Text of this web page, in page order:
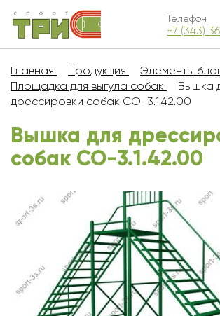
Телефон
+7 (343)
Главная Продукция
Элементы
Площадка для выгула собак
Вышка
дрессировки собак СО-3.1.42.00
Вышка для
собак СО-3.1.42.00